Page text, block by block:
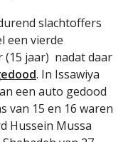
slachtoffers
een vierde
(15 jaar) nadat daar
. In Issawiya
een auto gedood
van 15 en 16 waren
Hussein Mussa